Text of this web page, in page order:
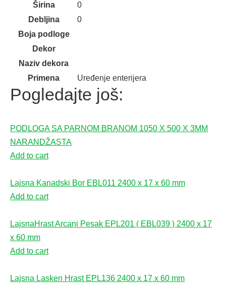
Širina
0
Debljina
0
Boja podloge
Dekor
Naziv dekora
Primena
Uređenje enterijera
Pogledajte još:
PODLOGA SA PARNOM BRANOM 1050 X 500 X 3MM
NARANDŽASTA
Add to cart
Lajsna Kanadski Bor EBL011 2400 x 17 x 60 mm
Add to cart
LajsnaHrast Arcani Pesak EPL201 ( EBL039 ) 2400 x 17
x 60 mm
Add to cart
Lajsna Lasken Hrast EPL136 2400 x 17 x 60 mm